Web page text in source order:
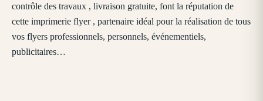
contrôle des travaux , livraison gratuite, font la réputation de
cette imprimerie flyer , partenaire idéal pour la réalisation de tous
vos flyers professionnels, personnels, événementiels,
publicitaires…